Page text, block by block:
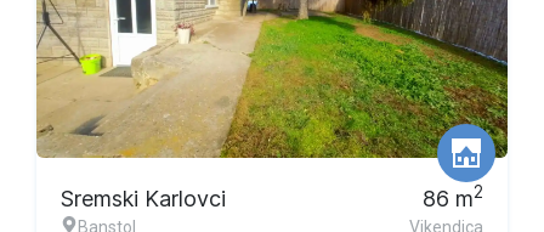
Sremski Karlovci
Banstol
86 m2
Vikendica